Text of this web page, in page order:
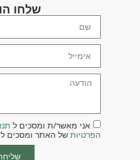
שלחו
אני מאשר/ת ומסכים ל
הפרטיות של האתר ומסכים